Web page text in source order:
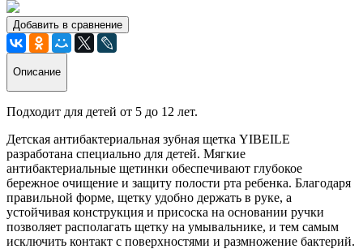
Добавить в сравнение
Описание
Подходит для детей от 5 до 12 лет.
Детская антибактериальная зубная щетка YIBEILE
разработана специально для детей. Мягкие
антибактериальные щетинки обеспечивают глубокое
бережное очищение и защиту полости рта ребенка. Благодаря
правильной форме, щетку удобно держать в руке, а
устойчивая конструкция и присоска на основании ручки
позволяет располагать щетку на умывальнике, и тем самым
исключить контакт с поверхностями и размножение бактерий.